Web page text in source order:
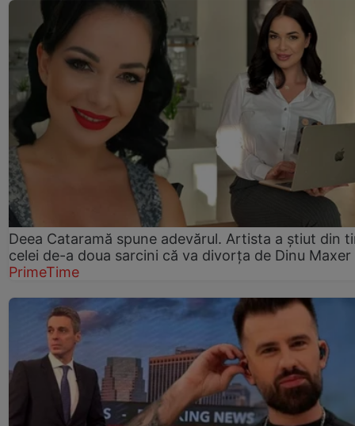
Deea Cataramă spune adevărul. Artista a știut din
celei de-a doua sarcini că va divorța de Dinu Maxer
PrimeTime